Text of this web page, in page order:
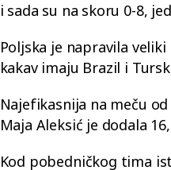
i sada su na skoru 0-8,
Poljska je napravila
kakav imaju Brazil i
Najefikasnija na meču
Maja Aleksić je dodala
Kod pobedničkog tima